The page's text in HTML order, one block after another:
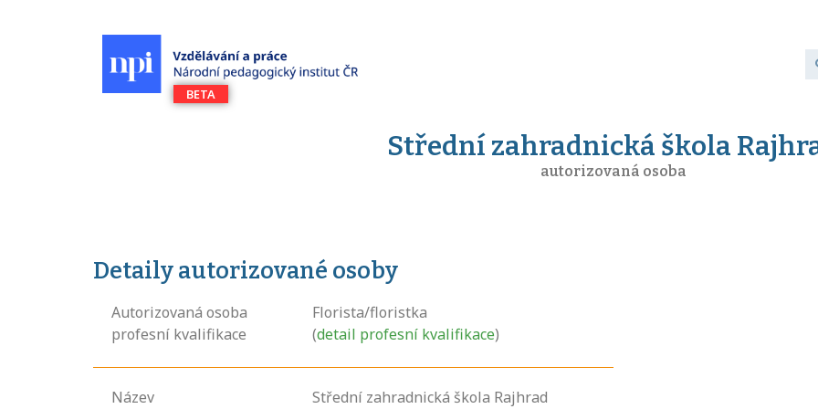
Střední zahradnická škola
autorizovaná osoba
Detaily autorizované osoby
Autorizovaná osoba
profesní kvalifikace
Florista/floristka
(detail profesní kvalifikace)
Název Střední zahradnická škola Rajhrad